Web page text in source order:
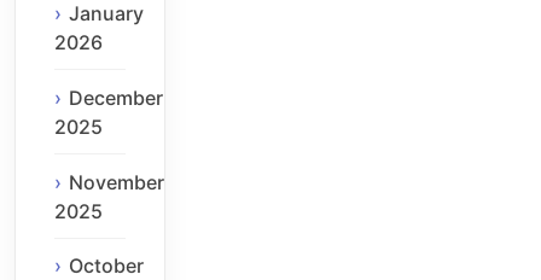
January
2026
December
2025
November
2025
October